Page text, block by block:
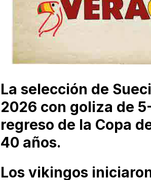
La selección de
2026 con goliza de
regreso de la Copa
40 años.
Los vikingos